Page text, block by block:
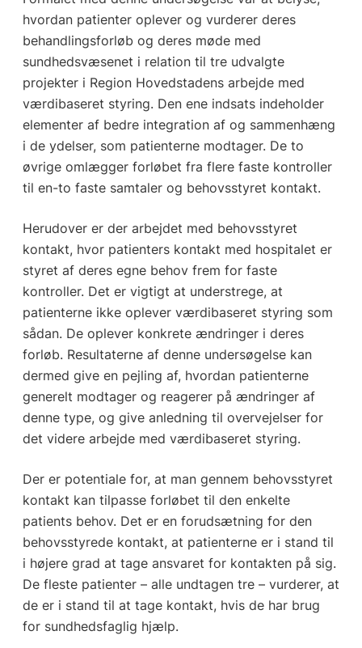
hvordan patienter oplever og vurderer deres
behandlingsforløb og deres møde med
sundhedsvæsenet i relation til tre udvalgte
projekter i Region Hovedstadens arbejde med
værdibaseret styring. Den ene indsats indeholder
elementer af bedre integration af og sammenhæng
i de ydelser, som patienterne modtager. De to
øvrige omlægger forløbet fra flere faste kontroller
til en-to faste samtaler og behovsstyret kontakt.
Herudover er der arbejdet med behovsstyret
kontakt, hvor patienters kontakt med hospitalet er
styret af deres egne behov frem for faste
kontroller. Det er vigtigt at understrege, at
patienterne ikke oplever værdibaseret styring som
sådan. De oplever konkrete ændringer i deres
forløb. Resultaterne af denne undersøgelse kan
dermed give en pejling af, hvordan patienterne
generelt modtager og reagerer på ændringer af
denne type, og give anledning til overvejelser for
det videre arbejde med værdibaseret styring.
Der er potentiale for, at man gennem behovsstyret
kontakt kan tilpasse forløbet til den enkelte
patients behov. Det er en forudsætning for den
behovsstyrede kontakt, at patienterne er i stand til
i højere grad at tage ansvaret for kontakten på sig.
De fleste patienter – alle undtagen tre – vurderer, at
de er i stand til at tage kontakt, hvis de har brug
for sundhedsfaglig hjælp.